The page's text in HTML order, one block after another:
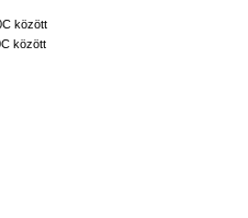
között
között